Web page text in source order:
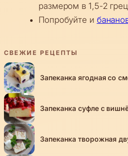
размером в 1,5-2
Попробуйте и
СВЕЖИЕ РЕЦЕПТЫ
Запеканка ягодная со
Запеканка суфле с
Запеканка творожная